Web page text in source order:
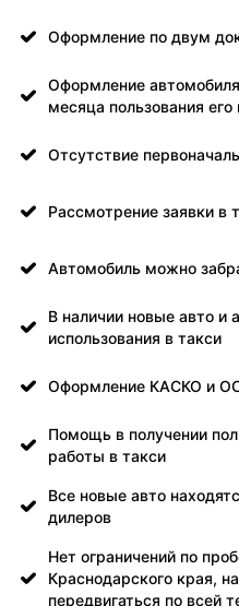
Оформление по двум
Оформление
месяца пользования
Отсутствие
Рассмотрение заявки в
Автомобиль можно
В наличии новые авто и
использования в такси
Оформление КАСКО и
Помощь в получении
работы в такси
Все новые авто
дилеров
Нет ограничений по
Краснодарского края,
передвигаться по всей